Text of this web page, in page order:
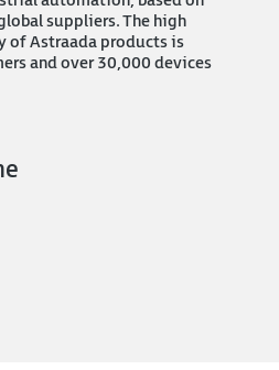
suppliers. The high
Astraada products is
and over 30,000 devices